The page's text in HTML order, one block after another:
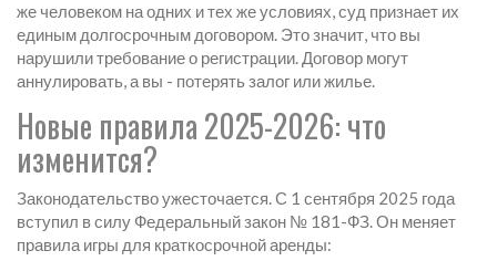
же человеком на одних и тех же условиях, суд признает их
единым долгосрочным договором. Это значит, что вы
нарушили требование о регистрации. Договор могут
аннулировать, а вы - потерять залог или жилье.
Новые правила 2025-2026: что
изменится?
Законодательство ужесточается. С 1 сентября 2025 года
вступил в силу Федеральный закон № 181-ФЗ. Он меняет
правила игры для краткосрочной аренды: